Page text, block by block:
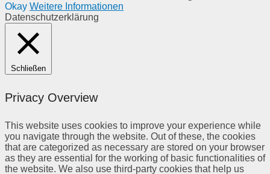
Okay Weitere Informationen
Datenschutzerklärung
Schließen
Privacy Overview
This website uses cookies to improve your experience while
you navigate through the website. Out of these, the cookies
that are categorized as necessary are stored on your browser
as they are essential for the working of basic functionalities of
the website. We also use third-party cookies that help us